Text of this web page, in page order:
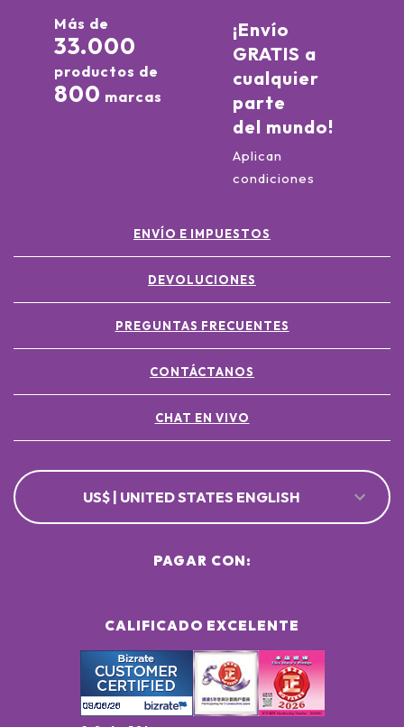
Más de
33.000
productos de
800 marcas
¡Envío
GRATIS a
cualquier
parte
del mundo!
Aplican
condiciones
ENVÍO E IMPUESTOS
DEVOLUCIONES
PREGUNTAS FRECUENTES
CONTÁCTANOS
CHAT EN VIVO
US$ | UNITED STATES ENGLISH
CALIFICADO EXCELENTE
PAGAR CON: